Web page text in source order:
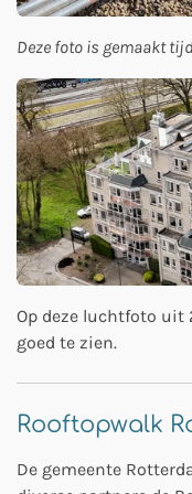
Deze foto is gemaakt
Op deze luchtfoto uit
goed te zien.
Rooftopwalk
De gemeente